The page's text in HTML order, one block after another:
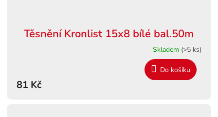
Těsnění Kronlist 15x8 bílé bal.50m
Skladem (>5 ks)
81 Kč
Do košíku